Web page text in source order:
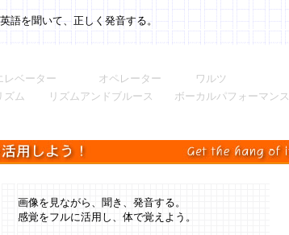
語を聞いて、正しく発音する。
レベーター オペレーター ワルツ
ズム リズムアンドブルース ボーカルパフォーマンス
画像を見ながら、聞き、発音する。
感覚をフルに活用し、体で覚えよう。